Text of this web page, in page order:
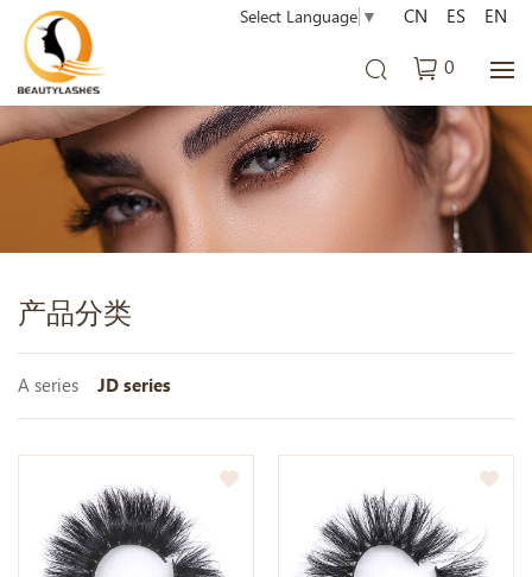
Select Language ▼
0
CN ES EN
产品分类
A series JD series